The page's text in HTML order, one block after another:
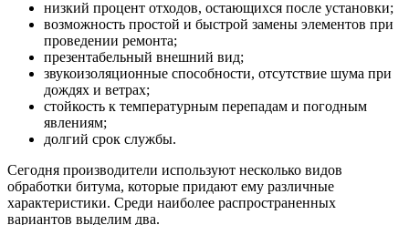
низкий процент отходов, остающихся после установки;
возможность простой и быстрой замены элементов при
проведении ремонта;
презентабельный внешний вид;
звукоизоляционные способности, отсутствие шума при
дождях и ветрах;
стойкость к температурным перепадам и погодным
явлениям;
долгий срок службы.
Сегодня производители используют несколько видов
обработки битума, которые придают ему различные
характеристики. Среди наиболее распространенных
вариантов выделим два.